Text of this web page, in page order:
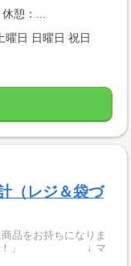
憩：...
曜日 日曜日 祝日
（レジ＆袋づ
せ！」 ↓ マ